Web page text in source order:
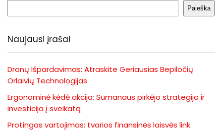
Paieška
Naujausi įrašai
Dronų Išpardavimas: Atraskite Geriausias Bepiločių
Orlaivių Technologijas
Ergonominė kėdė akcija: Sumanaus pirkėjo strategija ir
investicija į sveikatą
Protingas vartojimas: tvarios finansinės laisvės link